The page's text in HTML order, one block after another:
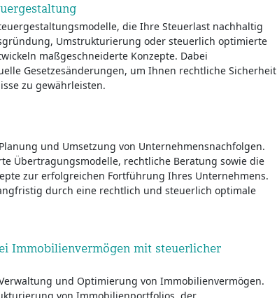
die Ihre Steuerlast nachhaltig
Umstrukturierung oder steuerlich optimierte
maßgeschneiderte Konzepte. Dabei
Gesetzesänderungen, um Ihnen rechtliche Sicherheit
zu gewährleisten.
und Umsetzung von Unternehmensnachfolgen.
Übertragungsmodelle, rechtliche Beratung sowie die
zur erfolgreichen Fortführung Ihres Unternehmens.
durch eine rechtlich und steuerlich optimale
Immobilienvermögen mit steuerlicher
und Optimierung von Immobilienvermögen.